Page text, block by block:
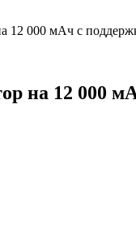
12 000 мАч с
на 12 000